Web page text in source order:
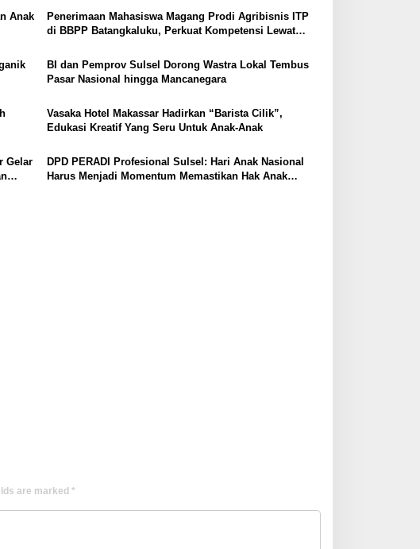
Anak
Penerimaan Mahasiswa Magang Prodi Agribisnis ITP
di BBPP Batangkaluku, Perkuat Kompetensi Lewat
BI dan Pemprov Sulsel Dorong Wastra Lokal Tembus
Pasar Nasional hingga Mancanegara
Vasaka Hotel Makassar Hadirkan “Barista Cilik”,
Edukasi Kreatif Yang Seru Untuk Anak-Anak
Gelar
DPD PERADI Profesional Sulsel: Hari Anak Nasional
Harus Menjadi Momentum Memastikan Hak Anak
are marked *